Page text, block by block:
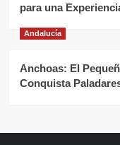
para una
Andalucía
Anchoas: El
Conquista